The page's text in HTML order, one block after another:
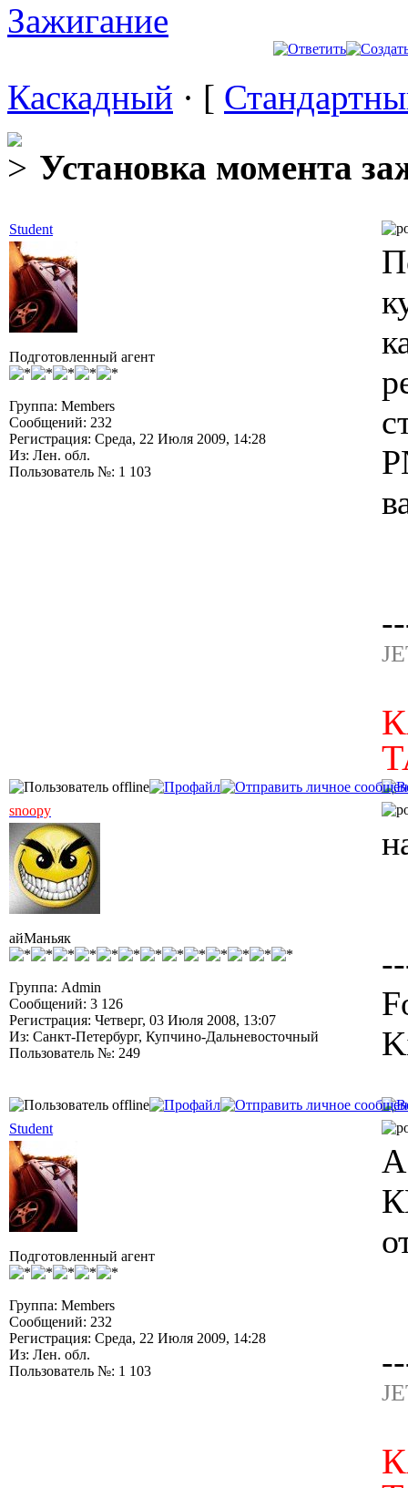
Зажигание
Каскадный · [
Установка момента
Student
Подготовленный агент
Группа: Members
Сообщений: 232
Регистрация: Среда, 22 Июля 2009, 14:28
Из: Лен. обл.
Пользователь №: 1 103
snoopy
айМаньяк
Группа: Admin
Сообщений: 3 126
Регистрация: Четверг, 03 Июля 2008, 13:07
Из: Санкт-Петербург, Купчино-Дальневосточный
Пользователь №: 249
Student
Подготовленный агент
Группа: Members
Сообщений: 232
Регистрация: Среда, 22 Июля 2009, 14:28
Из: Лен. обл.
Пользователь №: 1 103
А